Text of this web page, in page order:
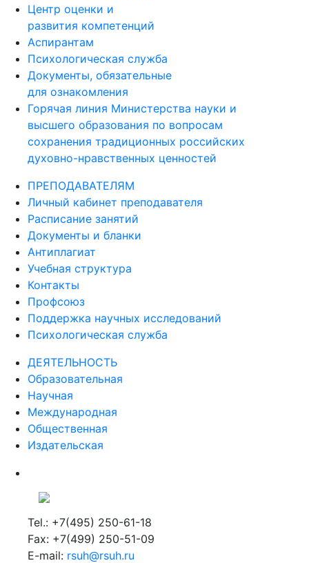
развития компетенций
Аспирантам
Психологическая служба
Документы, обязательные
для ознакомления
Горячая линия Министерства науки и
высшего образования по вопросам
сохранения традиционных российских
духовно-нравственных ценностей
ПРЕПОДАВАТЕЛЯМ
Личный кабинет преподавателя
Расписание занятий
Документы и бланки
Антиплагиат
Учебная структура
Контакты
Профсоюз
Поддержка научных исследований
Психологическая служба
Образовательная
Научная
Международная
Общественная
Издательская
Tel.: +7(495) 250-61-18
Fax: +7(499) 250-51-09
E-mail:rsuh@rsuh.ru
125047